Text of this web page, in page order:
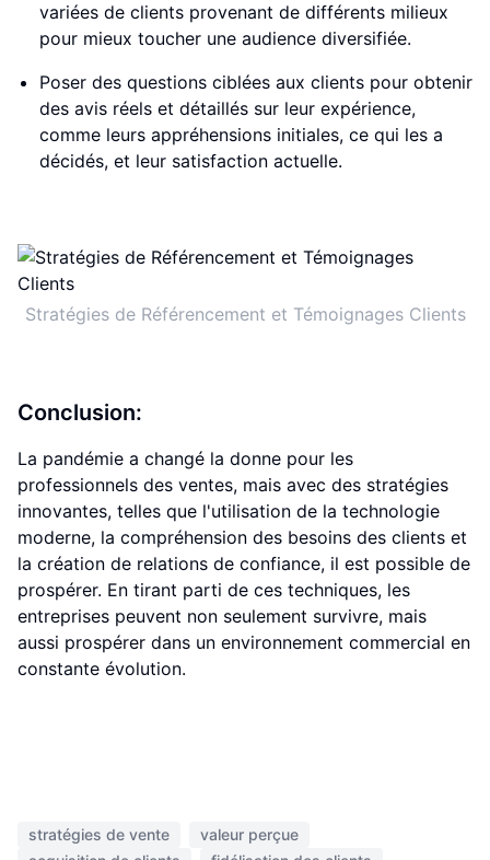
variées de clients provenant de différents milieux
pour mieux toucher une audience diversifiée.
Poser des questions ciblées aux clients pour obtenir
des avis réels et détaillés sur leur expérience,
comme leurs appréhensions initiales, ce qui les a
décidés, et leur satisfaction actuelle.
Stratégies de Référencement et Témoignages Clients
Conclusion:
La pandémie a changé la donne pour les
professionnels des ventes, mais avec des stratégies
innovantes, telles que l'utilisation de la technologie
moderne, la compréhension des besoins des clients et
la création de relations de confiance, il est possible de
prospérer. En tirant parti de ces techniques, les
entreprises peuvent non seulement survivre, mais
aussi prospérer dans un environnement commercial en
constante évolution.
stratégies de vente
valeur perçue